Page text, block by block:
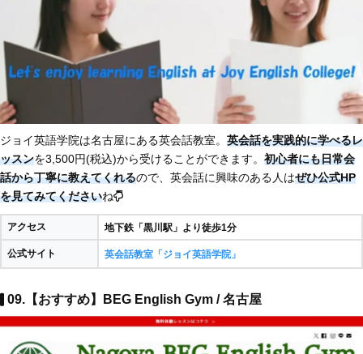
ジョイ英語学院は名古屋にある英会話教室。 英会話を実践的に学べるレ
ッスンを3,500円(税込)から受けることができます。 初心者にも日常会
話から丁寧に教えてくれるので、英会話に興味のある人はぜひ公式HP
を見てみてくださいね
アクセス 地下鉄「黒川駅」より徒歩1分
公式サイト 英会話教室「ジョイ英語学院」
09.【おすすめ】BEG English Gym / 名古屋